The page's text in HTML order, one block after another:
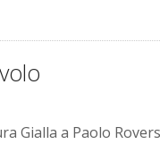
Gialla a Paolo